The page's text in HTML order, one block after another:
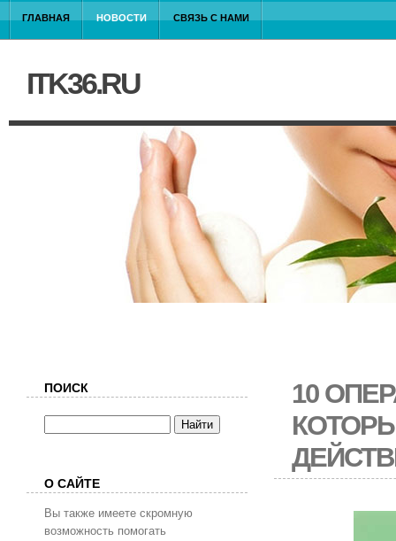
ГЛАВНАЯ НОВОСТИ СВЯЗЬ С НАМИ
ITK36.RU
10
ПОИСК
О САЙТЕ
Вы также имеете скромную
возможность помогать